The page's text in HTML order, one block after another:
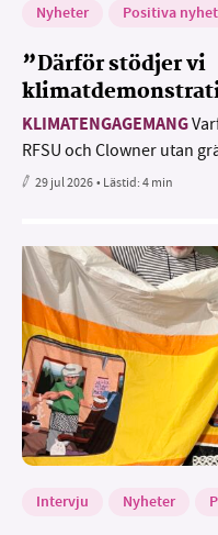
Nyheter Positiva
”Därför stödjer vi
KLIMATENGAGEMANG
RFSU och Clowner utan
29 jul 2026• Lästid:4 min
Intervju Nyheter